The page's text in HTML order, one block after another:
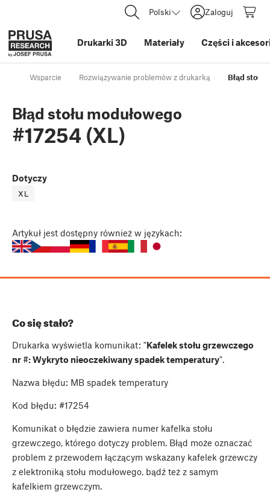
Polski Zaloguj
Drukarki 3D Materiały Części i
Wsparcie Rozwiązywanie problemów z drukarką Błąd stołu
Błąd stołu modułowego
#17254 (XL)
Dotyczy
XL
Artykuł jest dostępny również w językach:
Co się stało?
Drukarka wyświetla komunikat: "Kafelek stołu grzewczego
nr #: Wykryto nieoczekiwany spadek temperatury".
Nazwa błędu: MB spadek temperatury
Kod błędu: #17254
Komunikat o błędzie zawiera numer kafelka stołu
grzewczego, którego dotyczy problem. Błąd może oznaczać
problem z przewodem łączącym wskazany kafelek grzewczy
z elektroniką stołu modułowego, bądź też z samym
kafelkiem grzewczym.